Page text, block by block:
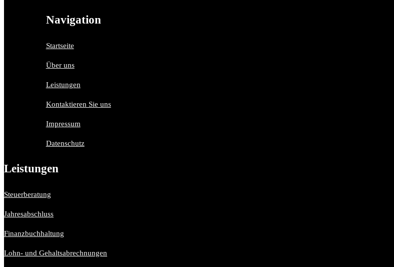
Navigation
Startseite
Über uns
Leistungen
Kontaktieren Sie uns
Impressum
Datenschutz
Leistungen
Steuerberatung
Jahresabschluss
Finanzbuchhaltung
Lohn- und Gehaltsabrechnungen